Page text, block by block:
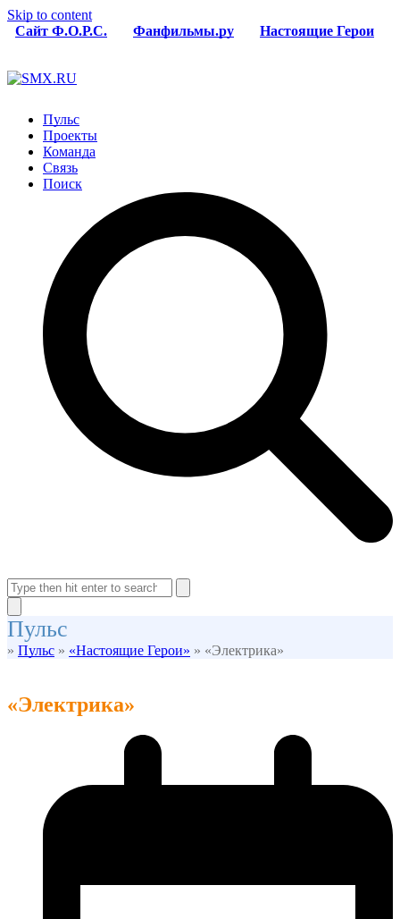
Skip to content
Сайт Ф.О.Р.С.
Фанфильмы.ру Настоящие Герои
Пульс
Проекты
Команда
Связь
Поиск
mobile
menu
mobile
menu
Search
Close
search
Пульс
» Пульс » «Настоящие Герои» » «Электрика»
«Электрика»